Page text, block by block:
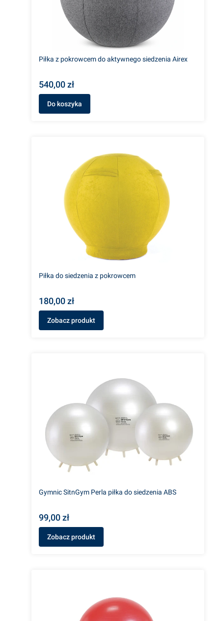
Piłka z pokrowcem do aktywnego siedzenia Airex
540,00 zł
Do koszyka
Piłka do siedzenia z pokrowcem
180,00 zł
Zobacz produkt
Gymnic SitnGym Perla piłka do siedzenia ABS
99,00 zł
Zobacz produkt